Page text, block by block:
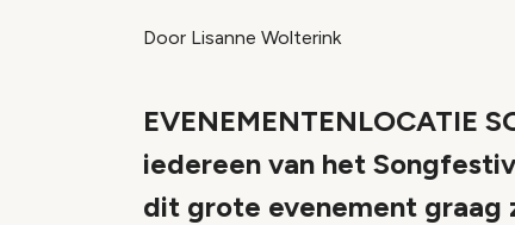
Door Lisanne Wolterink
EVENEMENTENLOCATIE
iedereen van het
dit grote evenement graag